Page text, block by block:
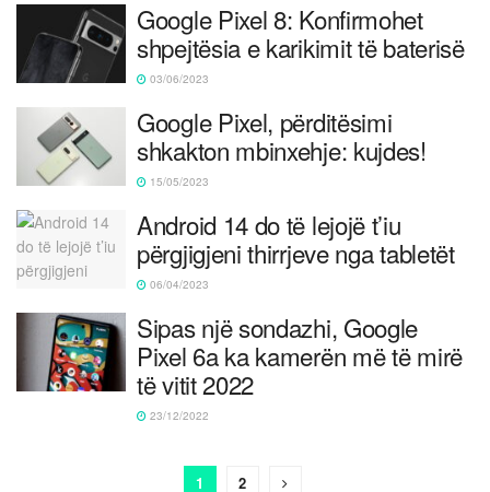
Google Pixel 8: Konfirmohet
shpejtësia e karikimit të baterisë
03/06/2023
Google Pixel, përditësimi
shkakton mbinxehje: kujdes!
15/05/2023
Android 14 do të lejojë t’iu
përgjigjeni thirrjeve nga tabletët
06/04/2023
Sipas një sondazhi, Google
Pixel 6a ka kamerën më të mirë
të vitit 2022
23/12/2022
1 2